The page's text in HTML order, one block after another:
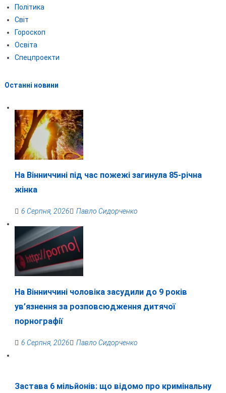
Політика
Світ
Гороскоп
Освіта
Спецпроекти
Останні новини
На Вінниччині під час пожежі загинула 85-річна
жінка
6 Серпня, 2026 Павло Сидорченко
На Вінниччині чоловіка засудили до 9 років
ув’язнення за розповсюдження дитячої
порнографії
6 Серпня, 2026 Павло Сидорченко
Застава 6 мільйонів: що відомо про кримінальну